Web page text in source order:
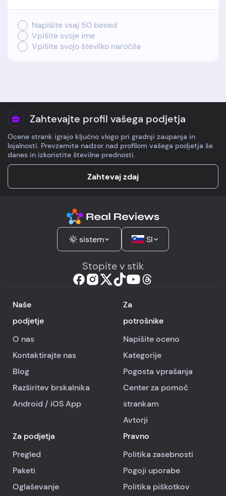
Napišite vsaj 50 besed
Vpišite svoje ime
Vpišite svojo številko naročila
Zahtevajte profil vašega podjetja
Ocene strank igrajo ključno vlogo pri gradnji zaupanja in
lojalnosti. Prevzemite nadzor nad profilom vašega podjetja še
danes in izkoristite številne prednosti.
Zahtevaj zdaj
sistem SI
Stopite v stik
Naše
podjetje
O nas
Kontaktirajte nas
Blog
Razširitev brskalnika
Android / iOSApp
Za
potrošnike
Napišite oceno
Kategorije
Pogosta vprašanja
Center za pomoč
strankam
Avtorji
Za podjetja
Pregled
Paketi
Oglaševanje
Pravno
Politika zasebnosti
Pogoji uporabe
Politika piškotkov